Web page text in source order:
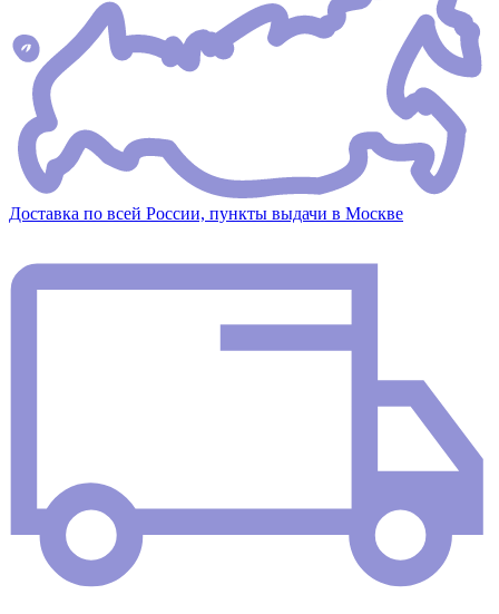
Доставка по всей России, пункты выдачи в Москве